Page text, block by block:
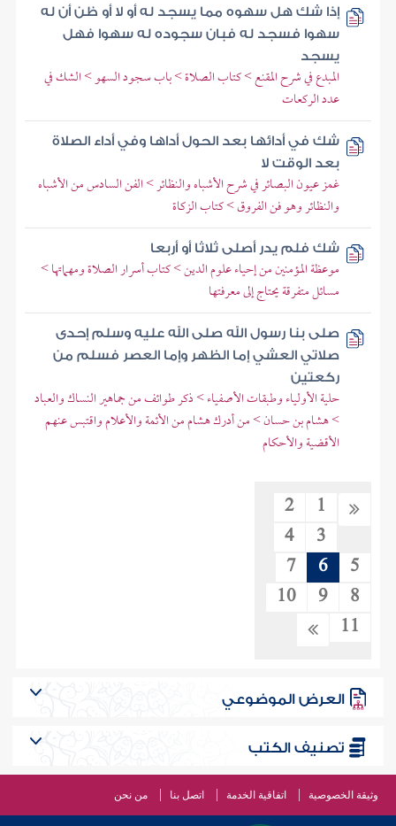
إذا شك هل سهوه مما يسجد له أو لا أو ظن أن له
سهوا فسجد له فبان سجوده له سهوا فهل
يسجد
المبدع في شرح المقنع > كتاب الصلاة > باب سجود السهو > الشك في
عدد الركعات
شك في أدائها بعد الحول أداها وفي أداء الصلاة
بعد الوقت لا
غمز عيون البصائر في شرح الأشباه والنظائر > الفن السادس من الأشباه
والنظائر وهو فن الفروق > كتاب الزكاة
شك فلم يدر أصلى ثلاثا أو أربعا
موعظة المؤمنين من إحياء علوم الدين > كتاب أسرار الصلاة ومهماتها >
مسائل متفرقة يحتاج إلى معرفتها
صلى بنا رسول الله صلى الله عليه وسلم إحدى
صلاتي العشي إما الظهر وإما العصر فسلم من
ركعتين
حلية الأولياء وطبقات الأصفياء > ذكر طوائف من جماهير النساك والعباد
> هشام بن حسان > من أدرك هشام من الأئمة والأعلام واقتبس عنهم
الأقضية والأحكام
1
2
3
4
5
6
7
8
9
10
11
العرض الموضوعي
تصنيف الكتب
وثيقة الخصوصية اتفاقية الخدمة اتصل بنا من نحن